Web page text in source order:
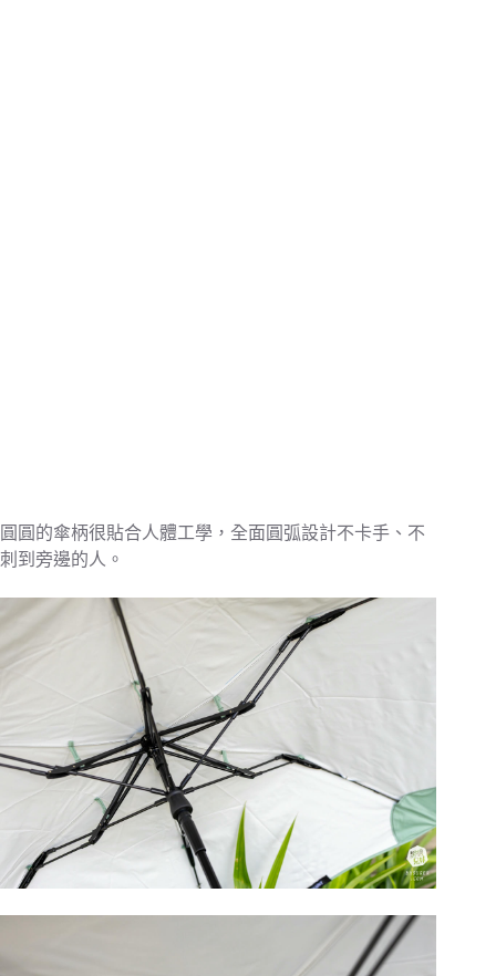
圓圓的傘柄很貼合人體工學，全面圓弧設計不卡手、不
刺到旁邊的人。